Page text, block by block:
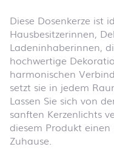
Diese Dosenkerze ist
Hausbesitzerinnen,
Ladeninhaberinnen,
hochwertige
harmonischen
setzt sie in jedem
Lassen Sie sich von
sanften Kerzenlichts
diesem Produkt
Zuhause.